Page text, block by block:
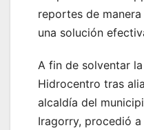
reportes de
una solución
A fin de solventar
Hidrocentro tras
alcaldía del
Iragorry, procedió